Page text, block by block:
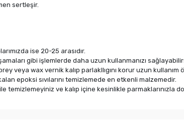
sertleşir.
ise 20-25 arasıdır.
gibi işlemlerde daha uzun kullanmanızı
veya wax vernik kalıp parlakllıgını korur uzun kullanım
epoksi sıvılarını temizlemede en etkenli malzemedir.
temizlemeyiniz ve kalıp içine kesinlikle parmaklarınızla